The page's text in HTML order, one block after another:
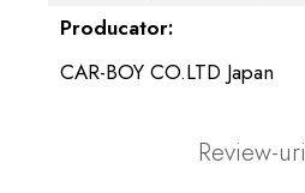
Producator:
CAR-BOY CO.LTD Japan
Review-uri